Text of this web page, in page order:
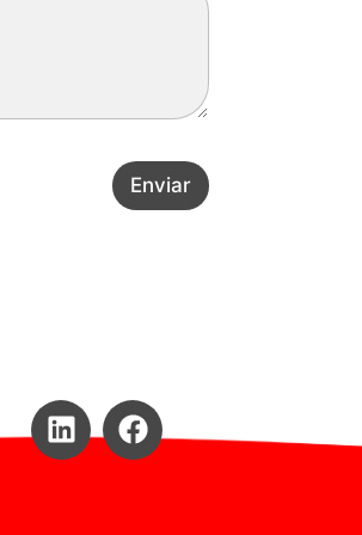
Enviar